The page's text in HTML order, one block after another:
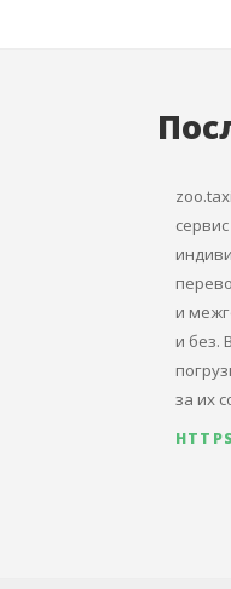
и
и без.
за их